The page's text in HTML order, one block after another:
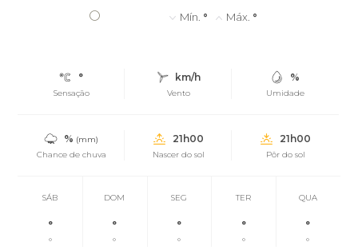
° Mín. ° Máx. °
°
Sensação
km/h
Vento
%
Umidade
% (mm)
Chance de chuva
21h00
Nascer do sol
21h00
Pôr do sol
SÁB
°
°
DOM
°
°
SEG
°
°
TER
°
°
QUA
°
°